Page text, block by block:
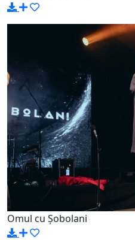
Omul cu Șobolani